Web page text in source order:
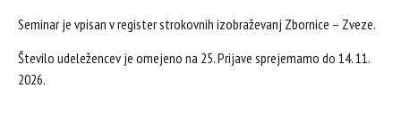
Seminar je vpisan v register strokovnih izobraževanj Zbornice – Zveze.
Število udeležencev je omejeno na 25. Prijave sprejemamo do 14. 11.
2026.